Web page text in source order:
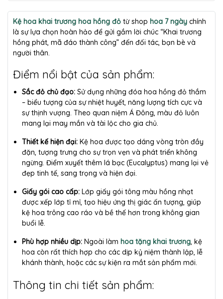
Kệ hoa khai trương hoa hồng đỏ từ shop hoa 7 ngày chính
là sự lựa chọn hoàn hảo để gửi gắm lời chúc “Khai trương
hồng phát, mã đáo thành công” đến đối tác, bạn bè và
người thân.
Điểm nổi bật của sản phẩm:
Sắc đỏ chủ đạo: Sử dụng những đóa hoa hồng đỏ thắm
– biểu tượng của sự nhiệt huyết, năng lượng tích cực và
sự thịnh vượng. Theo quan niệm Á Đông, màu đỏ luôn
mang lại may mắn và tài lộc cho gia chủ.
Thiết kế hiện đại: Kệ hoa được tạo dáng vòng tròn đầy
đặn, tượng trưng cho sự trọn vẹn và phát triển không
ngừng. Điểm xuyết thêm lá bạc (Eucalyptus) mang lại vẻ
đẹp tinh tế, sang trọng và hiện đại.
Giấy gói cao cấp: Lớp giấy gói tông màu hồng nhạt
được xếp lớp tỉ mỉ, tạo hiệu ứng thị giác ấn tượng, giúp
kệ hoa trông cao ráo và bề thế hơn trong không gian
buổi lễ.
Phù hợp nhiều dịp: Ngoài làmhoa tặng khai trương, kệ
hoa còn rất thích hợp cho các dịp kỷ niệm thành lập, lễ
khánh thành, hoặc các sự kiện ra mắt sản phẩm mới.
Thông tin chi tiết sản phẩm: